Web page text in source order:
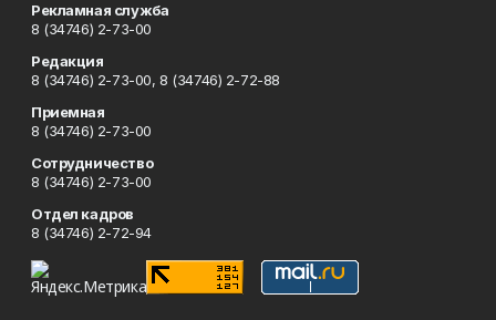
Рекламная служба
8 (34746) 2-73-00
Редакция
8 (34746) 2-73-00, 8 (34746) 2-72-88
Приемная
8 (34746) 2-73-00
Сотрудничество
8 (34746) 2-73-00
Отдел кадров
8 (34746) 2-72-94